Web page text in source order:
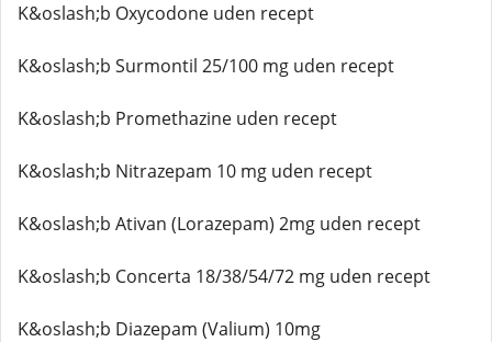
K&oslash;b Oxycodone uden recept
K&oslash;b Surmontil 25/100 mg uden recept
K&oslash;b Promethazine uden recept
K&oslash;b Nitrazepam 10 mg uden recept
K&oslash;b Ativan (Lorazepam) 2mg uden recept
K&oslash;b Concerta 18/38/54/72 mg uden recept
K&oslash;b Diazepam (Valium) 10mg